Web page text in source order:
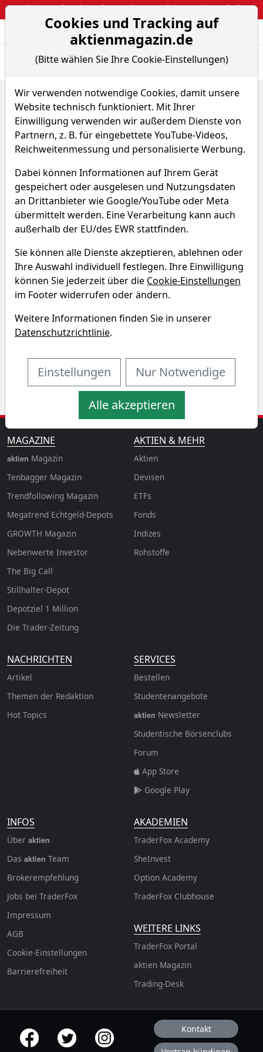
Webinar: So kassierst du trotzdem attraktive Optionsprämien
Aktien- und
Home ETFs BNY Mellon - Global Bond Fund - A -EUR
BNY Mellon - Global Bond
Fund - -EUR
WKN 693851 ISIN IE0003921727
1,579 € +1,09 %
Echtzeit-Aktienkurs 07.08.2026, 19:58 Uhr
Chart des BNY Mellon - Global
Bond Fund - -EUR ETF
Charttool öffnen
1T 1W
MAGAZINE
aktien Magazin
Tenbagger Magazin
Trendfollowing Magazin
Megatrend Echtgeld-Depots
GROWTH Magazin
Nebenwerte Investor
The Big Call
Stillhalter-Depot
Depotziel 1 Million
Die Trader-Zeitung
AKTIEN & MEHR
Aktien
Devisen
ETFs
Fonds
Indizes
Rohstoffe
NACHRICHTEN
Artikel
Themen der Redaktion
Hot Topics
SERVICES
Bestellen
Studentenangebote
aktien Newsletter
Studentische Börsenclubs
Forum
App Store
Google Play
INFOS
Über aktien
Das aktien Team
Brokerempfehlung
Jobs bei TraderFox
Impressum
AGB
Cookie-Einstellungen
Barrierefreiheit
AKADEMIEN
TraderFox Academy
SheInvest
Option Academy
TraderFox Clubhouse
WEITERE LINKS
TraderFox Portal
aktien Magazin
Trading-Desk
offizielle Social Media-Accounts Kontakt
Cookies und Tracking auf
aktienmagazin.de
(Bitte wählen Sie Ihre Cookie-Einstellungen)
Wir verwenden notwendige Cookies, damit unsere
Website technisch funktioniert. Mit Ihrer
Einwilligung verwenden wir außerdem Dienste von
Partnern, z. B. für eingebettete YouTube-Videos,
Reichweitenmessung und personalisierte Werbung.
Dabei können Informationen auf Ihrem Gerät
gespeichert oder ausgelesen und Nutzungsdaten
an Drittanbieter wie Google/YouTube oder Meta
übermittelt werden. Eine Verarbeitung kann auch
außerhalb der EU/des EWR stattfinden.
Sie können alle Dienste akzeptieren, ablehnen oder
Ihre Auswahl individuell festlegen. Ihre Einwilligung
können Sie jederzeit über die Cookie-Einstellungen
im Footer widerrufen oder ändern.
Weitere Informationen finden Sie in unserer
Datenschutzrichtlinie.
Einstellungen Nur Notwendige
Alle akzeptieren